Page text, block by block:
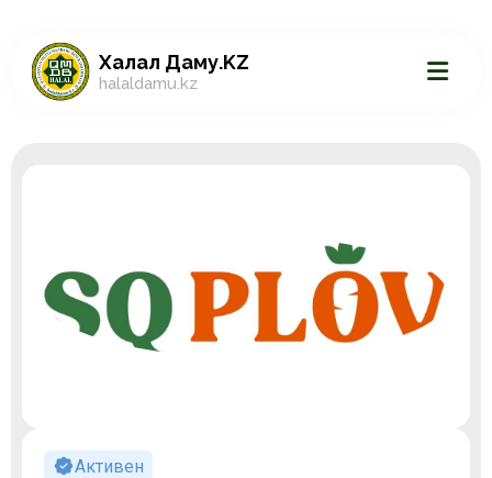
Халал Даму.KZ
halaldamu.kz
Активен